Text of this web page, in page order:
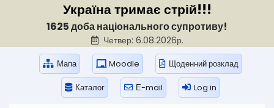
Україна тримає стрій!!!
1625 доба національного супротиву!
Четвер: 6.08.2026р.
Мапа Moodle Щоденний розклад
Каталог Е-mail Log in